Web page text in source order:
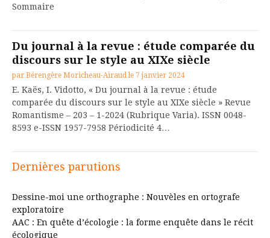
Sommaire
Du journal à la revue : étude comparée du
discours sur le style au XIXe siècle
par Bérengère Moricheau-Airaud le 7 janvier 2024
E. Kaës, I. Vidotto, « Du journal à la revue : étude
comparée du discours sur le style au XIXe siècle » Revue
Romantisme – 203 – 1-2024 (Rubrique Varia). ISSN 0048-
8593 e-ISSN 1957-7958 Périodicité 4…
Dernières parutions
Dessine-moi une orthographe : Nouvèles en ortografe
exploratoire
AAC : En quête d’écologie : la forme enquête dans le récit
écologique